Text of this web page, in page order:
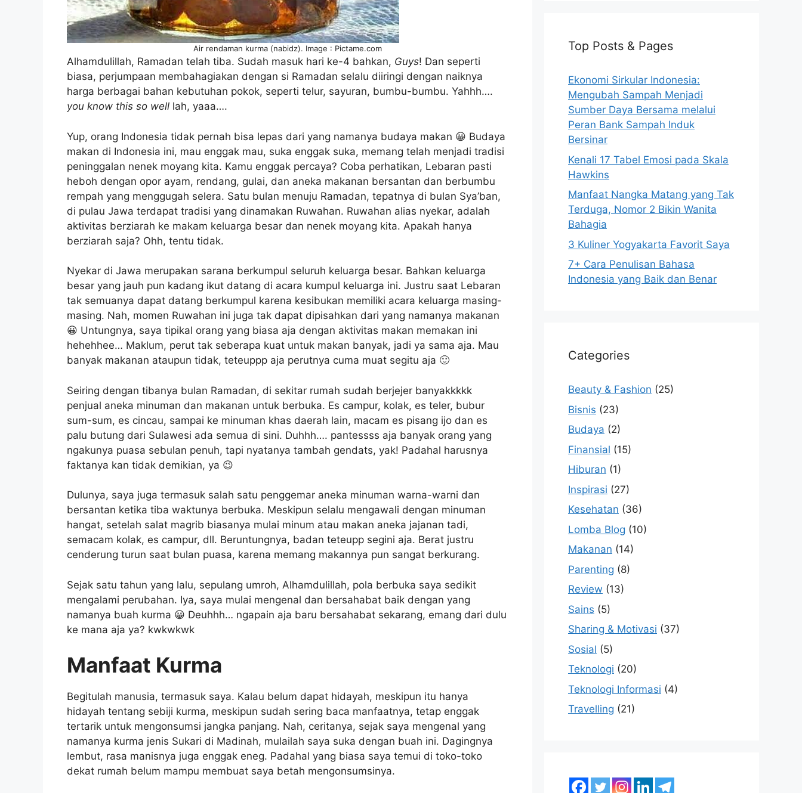
Air rendaman kurma (nabidz). Image : Pictame.com
Alhamdulillah, Ramadan telah tiba. Sudah masuk hari ke-4 bahkan, Guys! Dan seperti
biasa, perjumpaan membahagiakan dengan si Ramadan selalu diiringi dengan naiknya
harga berbagai bahan kebutuhan pokok, seperti telur, sayuran, bumbu-bumbu. Yahhh….
you know this so well lah, yaaa….
Yup, orang Indonesia tidak pernah bisa lepas dari yang namanya budaya makan 😀 Budaya
makan di Indonesia ini, mau enggak mau, suka enggak suka, memang telah menjadi tradisi
peninggalan nenek moyang kita. Kamu enggak percaya? Coba perhatikan, Lebaran pasti
heboh dengan opor ayam, rendang, gulai, dan aneka makanan bersantan dan berbumbu
rempah yang menggugah selera. Satu bulan menuju Ramadan, tepatnya di bulan Sya’ban,
di pulau Jawa terdapat tradisi yang dinamakan Ruwahan. Ruwahan alias nyekar, adalah
aktivitas berziarah ke makam keluarga besar dan nenek moyang kita. Apakah hanya
berziarah saja? Ohh, tentu tidak.
Nyekar di Jawa merupakan sarana berkumpul seluruh keluarga besar. Bahkan keluarga
besar yang jauh pun kadang ikut datang di acara kumpul keluarga ini. Justru saat Lebaran
tak semuanya dapat datang berkumpul karena kesibukan memiliki acara keluarga masing-
masing. Nah, momen Ruwahan ini juga tak dapat dipisahkan dari yang namanya makanan
😀 Untungnya, saya tipikal orang yang biasa aja dengan aktivitas makan memakan ini
hehehhee… Maklum, perut tak seberapa kuat untuk makan banyak, jadi ya sama aja. Mau
banyak makanan ataupun tidak, teteuppp aja perutnya cuma muat segitu aja 🙂
Seiring dengan tibanya bulan Ramadan, di sekitar rumah sudah berjejer banyakkkkk
penjual aneka minuman dan makanan untuk berbuka. Es campur, kolak, es teler, bubur
sum-sum, es cincau, sampai ke minuman khas daerah lain, macam es pisang ijo dan es
palu butung dari Sulawesi ada semua di sini. Duhhh…. pantessss aja banyak orang yang
ngakunya puasa sebulan penuh, tapi nyatanya tambah gendats, yak! Padahal harusnya
faktanya kan tidak demikian, ya 😉
Dulunya, saya juga termasuk salah satu penggemar aneka minuman warna-warni dan
bersantan ketika tiba waktunya berbuka. Meskipun selalu mengawali dengan minuman
hangat, setelah salat magrib biasanya mulai minum atau makan aneka jajanan tadi,
semacam kolak, es campur, dll. Beruntungnya, badan teteupp segini aja. Berat justru
cenderung turun saat bulan puasa, karena memang makannya pun sangat berkurang.
Sejak satu tahun yang lalu, sepulang umroh, Alhamdulillah, pola berbuka saya sedikit
mengalami perubahan. Iya, saya mulai mengenal dan bersahabat baik dengan yang
namanya buah kurma 😀 Deuhhh… ngapain aja baru bersahabat sekarang, emang dari dulu
ke mana aja ya? kwkwkwk
Manfaat Kurma
Begitulah manusia, termasuk saya. Kalau belum dapat hidayah, meskipun itu hanya
hidayah tentang sebiji kurma, meskipun sudah sering baca manfaatnya, tetap enggak
tertarik untuk mengonsumsi jangka panjang. Nah, ceritanya, sejak saya mengenal yang
namanya kurma jenis Sukari di Madinah, mulailah saya suka dengan buah ini. Dagingnya
lembut, rasa manisnya juga enggak eneg. Padahal yang biasa saya temui di toko-toko
dekat rumah belum mampu membuat saya betah mengonsumsinya.
Top Posts & Pages
Ekonomi Sirkular Indonesia:
Mengubah Sampah Menjadi
Sumber Daya Bersama melalui
Peran Bank Sampah Induk
Bersinar
Kenali 17 Tabel Emosi pada Skala
Hawkins
Manfaat Nangka Matang yang Tak
Terduga, Nomor 2 Bikin Wanita
Bahagia
3 Kuliner Yogyakarta Favorit Saya
7+ Cara Penulisan Bahasa
Indonesia yang Baik dan Benar
Categories
Beauty & Fashion (25)
Bisnis (23)
Budaya (2)
Finansial (15)
Hiburan (1)
Inspirasi (27)
Kesehatan (36)
Lomba Blog (10)
Makanan (14)
Parenting (8)
Review (13)
Sains (5)
Sharing & Motivasi (37)
Sosial (5)
Teknologi (20)
Teknologi Informasi (4)
Travelling (21)